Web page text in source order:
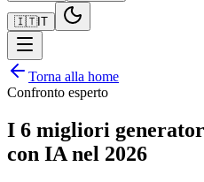
🇮🇹IT
Torna alla home
Confronto esperto
I 6 migliori
con IA nel 2026